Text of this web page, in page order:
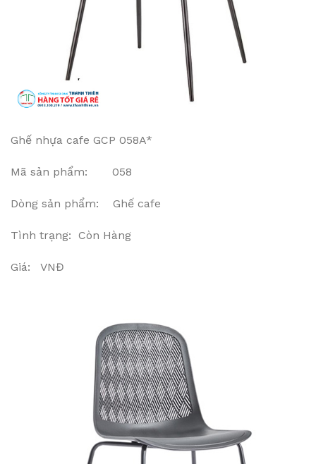
Ghế nhựa cafe GCP 058A*
Mã sản phẩm: 058
Dòng sản phẩm: Ghế cafe
Tình trạng: Còn Hàng
Giá: VNĐ